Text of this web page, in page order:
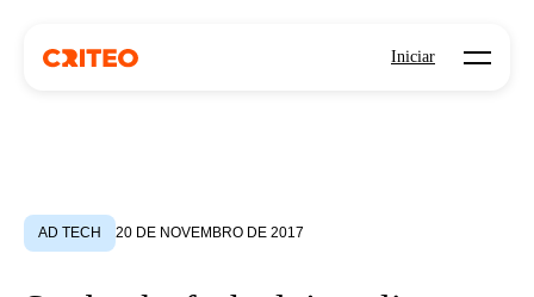
Iniciar Open
AD TECH 20 DE NOVEMBRO DE 2017